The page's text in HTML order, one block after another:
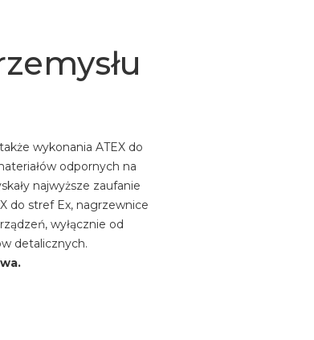
wykonania ATEX do
odpornych na
najwyższe zaufanie
do stref Ex, nagrzewnice
wyłącznie od
detalicznych.